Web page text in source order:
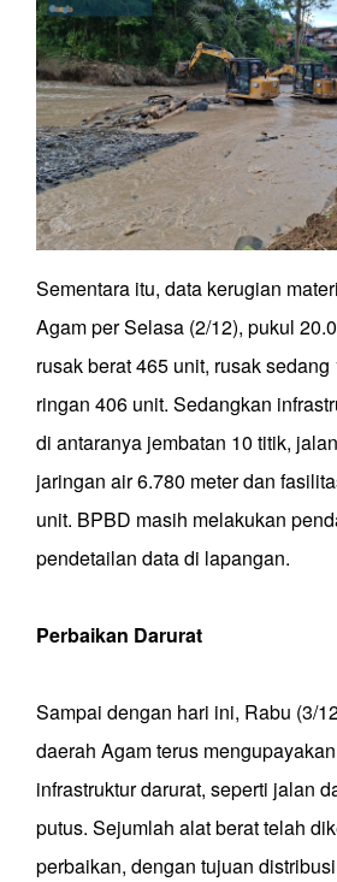
Sementara itu, data kerugian
Agam per Selasa (2/12), pukul
rusak berat 465 unit, rusak
ringan 406 unit. Sedangkan
di antaranya jembatan 10 titik,
jaringan air 6.780 meter dan
unit. BPBD masih melakukan
pendetailan data di lapangan.
Perbaikan Darurat
Sampai dengan hari ini, Rabu (3/
daerah Agam terus
infrastruktur darurat, seperti jalan
putus. Sejumlah alat berat telah
perbaikan, dengan tujuan